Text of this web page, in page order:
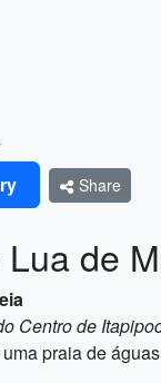
Share
de
Centro de
praia de